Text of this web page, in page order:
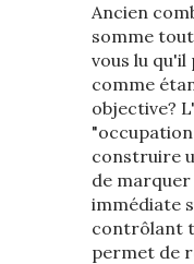
Ancien
somme
vous lu qu'il
comme
objective?
construire
de
immédiate
contrôlant
permet de